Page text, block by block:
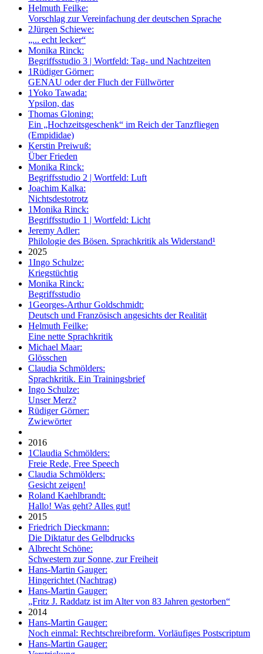
Helmuth Feilke:
Vorschlag zur Vereinfachung der deutschen Sprache
2Jürgen Schiewe:
„... echt lecker“
Monika Rinck:
Begriffsstudio 3 | Wortfeld: Tag- und Nachtzeiten
1Rüdiger Görner:
GENAU oder der Fluch der Füllwörter
1Yoko Tawada:
Ypsilon, das
Thomas Gloning:
Ein „Hochzeitsgeschenk“ im Reich der Tanzfliegen
(Empididae)
Kerstin Preiwuß:
Über Frieden
Monika Rinck:
Begriffsstudio 2 | Wortfeld: Luft
Joachim Kalka:
Nichtsdestotrotz
1Monika Rinck:
Begriffsstudio 1 | Wortfeld: Licht
Jeremy Adler:
Philologie des Bösen. Sprachkritik als Widerstand¹
2025
1Ingo Schulze:
Kriegstüchtig
Monika Rinck:
Begriffsstudio
1Georges-Arthur Goldschmidt:
Deutsch und Französisch angesichts der Realität
Helmuth Feilke:
Eine nette Sprachkritik
Michael Maar:
Glösschen
Claudia Schmölders:
Sprachkritik. Ein Trainingsbrief
Ingo Schulze:
Unser Merz?
Rüdiger Görner:
Zwiewörter
2016
1Claudia Schmölders:
Freie Rede, Free Speech
Claudia Schmölders:
Gesicht zeigen!
Roland Kaehlbrandt:
Hallo! Was geht? Alles gut!
2015
Friedrich Dieckmann:
Die Diktatur des Gelbdrucks
Albrecht Schöne:
Schwestern zur Sonne, zur Freiheit
Hans-Martin Gauger:
Hingerichtet (Nachtrag)
Hans-Martin Gauger:
„Fritz J. Raddatz ist im Alter von 83 Jahren gestorben“
2014
Hans-Martin Gauger:
Noch einmal: Rechtschreibreform. Vorläufiges Postscriptum
Hans-Martin Gauger: